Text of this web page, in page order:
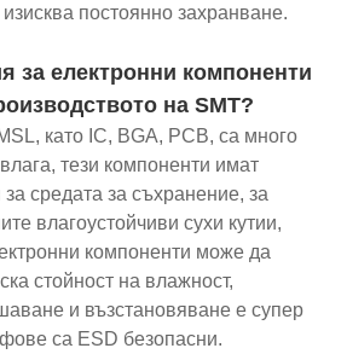
постоянно захранване.
за електронни компоненти
на SMT?
като IC, BGA, PCB, са много
тези компоненти имат
за средата за съхранение, за
влагоустойчиви сухи кутии,
компоненти може да
стойност на влажност,
и възстановяване е супер
са ESD безопасни.